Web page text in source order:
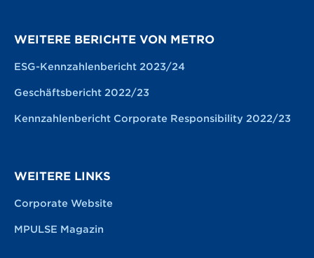
WEITERE BERICHTE VON METRO
ESG-Kennzahlenbericht 2023/24
Geschäftsbericht 2022/23
Kennzahlenbericht Corporate Responsibility 2022/23
WEITERE LINKS
Corporate Website
MPULSE Magazin